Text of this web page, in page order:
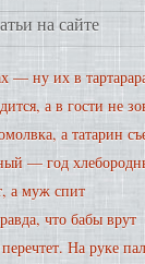
на сайте
— ну их в
а в гости не
а татарин
— год
а муж спит
что бабы врут
На руке